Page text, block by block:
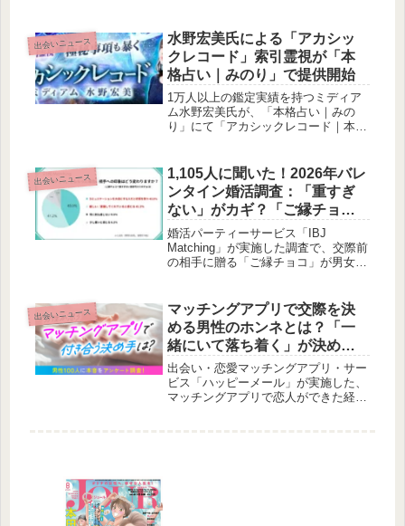
り様には慣れましたので。 婚約者放
置中！』が選ばれ、その他上位作品や
書店員賞も公開されています。また、
結果発表に合わせて受賞作品の無料・
試読増量キャンペーンも実施中です。
出会いニュース
水野宏美氏による「アカシッ
クレコード」索引霊視が「本
格占い｜みのり」で提供開始
1万人以上の鑑定実績を持つミディア
ム水野宏美氏が、「本格占い｜みの
り」にて「アカシックレコード｜本
クセスし、過去・現在・未来、そして
あなたの本音や宿縁を徹底解読する、
その真実をぜひご体験ください。
出会いニュース
1,105人に聞いた！2026年バレ
ンタイン婚活調査：「重すぎ
ない」がカギ？「ご縁チョ
コ」に8割超が好印象！
婚活パーティーサービス「IBJ
Matching」が実施した調査で、交際前
の相手に贈る「ご縁チョコ」が男女と
のきっかけとして捉えられている実態
も浮き彫りになりました。
出会いニュース
マッチングアプリで交際を決
める男性のホンネとは？「一
緒にいて落ち着く」が決め
手、3回目のデートが判断の節
目に
出会い・恋愛マッチングアプリ・サー
ビス「ハッピーメール」が実施した、
マッチングアプリで恋人ができた経験